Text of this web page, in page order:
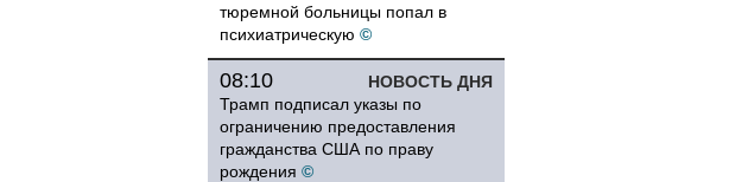
тюремной больницы попал в
психиатрическую ©
НОВОСТЬ ДНЯ
08:10
Трамп подписал указы по
ограничению предоставления
гражданства США по праву
рождения ©